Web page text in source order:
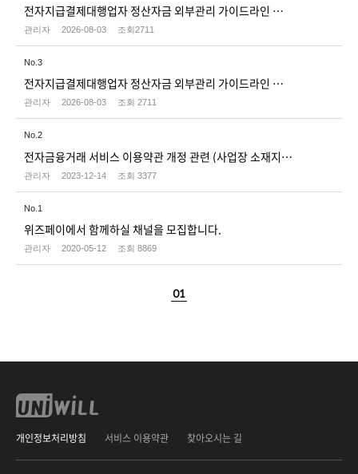
전자지급결제대행업자 정산자금 외부관리 가이드라인 적용 운영
관리자 2026-08-03 조회 2711
No. 3
전자지급결제대행업자 정산자금 외부관리 가이드라인 적용 운영
관리자 2026-08-03 조회 2711
No.2
전자금융거래 서비스 이용약관 개정 관련 (사업장 소재지 변경)
관리자 2023-12-14 조회 3377
No. 1
위즈페이에서 함께하실 채널을 모집합니다.
관리자 2020-05-12 조회 8869
01
개인정보처리방침 서비스 이용약관 찾아오시는 길